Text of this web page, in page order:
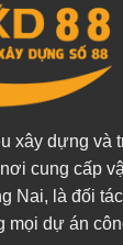
xây dựng và
cung cấp
Nai, là đối
mọi dự án